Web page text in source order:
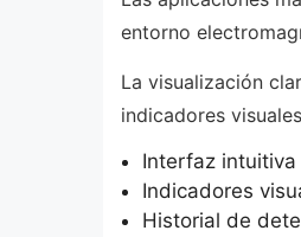
entorno
La visualización
indicadores
Interfaz
Indicadores
Historial de